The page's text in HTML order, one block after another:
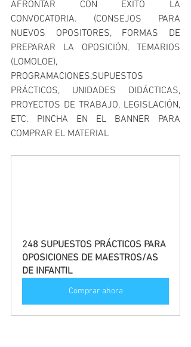
AFRONTAR CON ÉXITO LA
CONVOCATORIA. (CONSEJOS PARA
NUEVOS OPOSITORES, FORMAS DE
PREPARAR LA OPOSICIÓN, TEMARIOS
(LOMOLOE),
PROGRAMACIONES,SUPUESTOS
PRÁCTICOS, UNIDADES DIDÁCTICAS,
PROYECTOS DE TRABAJO, LEGISLACIÓN,
ETC. PINCHA EN EL BANNER PARA
COMPRAR EL MATERIAL
248 SUPUESTOS PRÁCTICOS PARA
OPOSICIONES DE MAESTROS/AS
DE INFANTIL
Comprar ahora